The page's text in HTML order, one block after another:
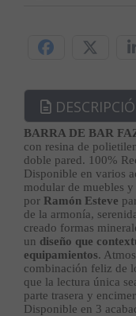
BARRA DE BAR
con resina de
doble pared. 100%
Disponible en varios
modular de muebles
por Ramón Esteve
de la armonía,
creado formas
un diseño que
equipamientos.
combinación feliz de
que la lectura única
parte trasera y
Disponible en 3